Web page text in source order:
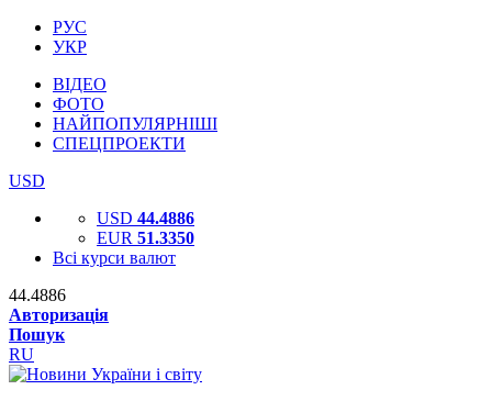
РУС
УКР
ВІДЕО
ФОТО
НАЙПОПУЛЯРНІШІ
СПЕЦПРОЕКТИ
USD
USD 44.4886
EUR 51.3350
Всі курси валют
44.4886
Авторизація
Пошук
RU